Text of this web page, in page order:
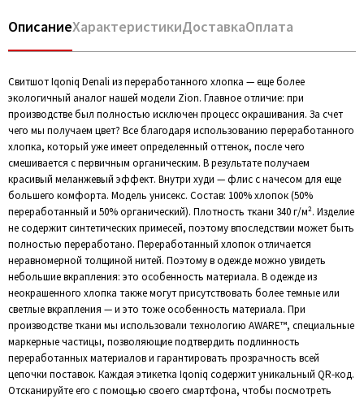
ОписаниеХарактеристикиДоставкаОплата
Свитшот Iqoniq Denali из переработанного хлопка — еще более
экологичный аналог нашей модели Zion. Главное отличие: при
производстве был полностью исключен процесс окрашивания. За счет
чего мы получаем цвет? Все благодаря использованию переработанного
хлопка, который уже имеет определенный оттенок, после чего
смешивается с первичным органическим. В результате получаем
красивый меланжевый эффект. Внутри худи — флис с начесом для еще
большего комфорта. Модель унисекс. Состав: 100% хлопок (50%
переработанный и 50% органический). Плотность ткани 340 г/м². Изделие
не содержит синтетических примесей, поэтому впоследствии может быть
полностью переработано. Переработанный хлопок отличается
неравномерной толщиной нитей. Поэтому в одежде можно увидеть
небольшие вкрапления: это особенность материала. В одежде из
неокрашенного хлопка также могут присутствовать более темные или
светлые вкрапления — и это тоже особенность материала. При
производстве ткани мы использовали технологию AWARE™, специальные
маркерные частицы, позволяющие подтвердить подлинность
переработанных материалов и гарантировать прозрачность всей
цепочки поставок. Каждая этикетка Iqoniq содержит уникальный QR-код.
Отсканируйте его с помощью своего смартфона, чтобы посмотреть